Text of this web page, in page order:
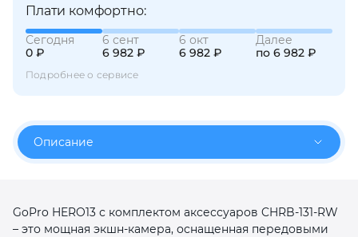
Плати комфортно:
Сегодня
0 ₽
6 сент
6 982 ₽
6 окт
6 982 ₽
Далее
по 6 982 ₽
Подробнее о сервисе
Описание
GoPro HERO13 с комплектом аксессуаров CHRB-131-RW
– это мощная экшн-камера, оснащенная передовыми